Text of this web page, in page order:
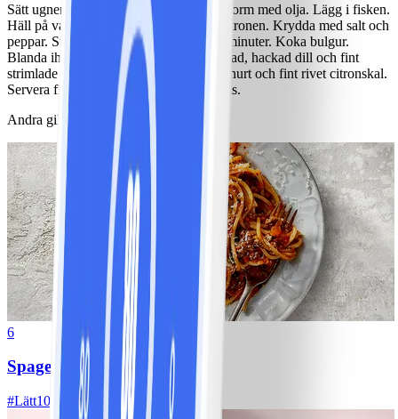
Sätt ugnen på 150°. Pensla en ugnsfast form med olja. Lägg i fisken.
Häll på vatten och pressa i saften från citronen. Krydda med salt och
peppar. Ställ in fisken mitt i ugnen i 10 minuter. Koka bulgur.
Blanda ihop gröna ärtor med skuren sallad, hackad dill och fint
strimlade morötter. Blanda samman yoghurt och fint rivet citronskal.
Servera fisken med bulgur, sallad och sås.
Andra gillade också
6
Spagetti med köttfärssås
#Lätt10 MIN